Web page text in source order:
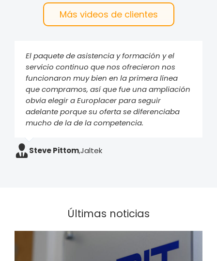
Más videos de clientes
El paquete de asistencia y formación y el
servicio continuo que nos ofrecieron nos
funcionaron muy bien en la primera línea
que compramos, así que fue una ampliación
obvia elegir a Europlacer para seguir
adelante porque su oferta se diferenciaba
mucho de la de la competencia.
Steve Pittom,Jaltek
Últimas noticias